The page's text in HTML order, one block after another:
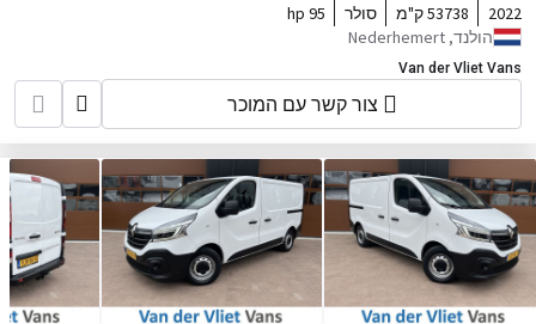
2022 53738 ק"מ סולר
95 hp
הולנד, Nederhemert
Van der Vliet Vans
צור קשר עם המוכר